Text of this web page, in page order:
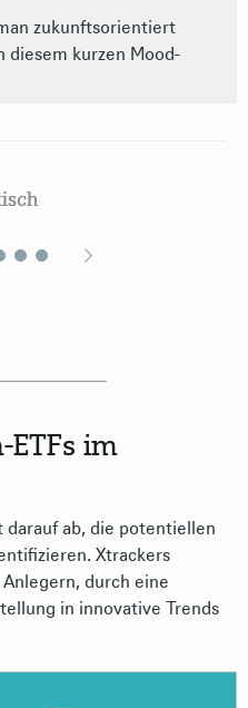
zukunftsorientiert
diesem kurzen Mood-
ETFs im
darauf ab, die potentiellen
Xtrackers
Anlegern, durch eine
in innovative Trends